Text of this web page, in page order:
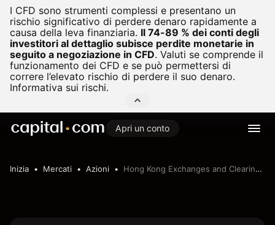
I CFD sono strumenti complessi e presentano un
rischio significativo di perdere denaro rapidamente a
causa della leva finanziaria. Il 74-89 % dei conti degli
investitori al dettaglio subisce perdite monetarie in
seguito a negoziazione in CFD. Valuti se comprende il
funzionamento dei CFD e se può permettersi di
correre l’elevato rischio di perdere il suo denaro.
Informativa sui rischi.
Apri un conto
Inizia Mercati Azioni Hong Kong Exchanges and Clearing Limited